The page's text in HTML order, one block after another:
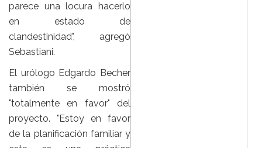
parece una locura hacerlo
en estado de
clandestinidad", agregó
Sebastiani.
El urólogo Edgardo Becher
también se mostró
"totalmente en favor" del
proyecto. "Estoy en favor
de la planificación familiar y